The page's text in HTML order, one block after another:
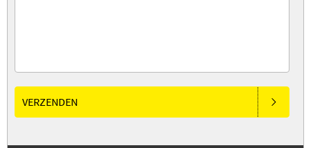
VERZENDEN